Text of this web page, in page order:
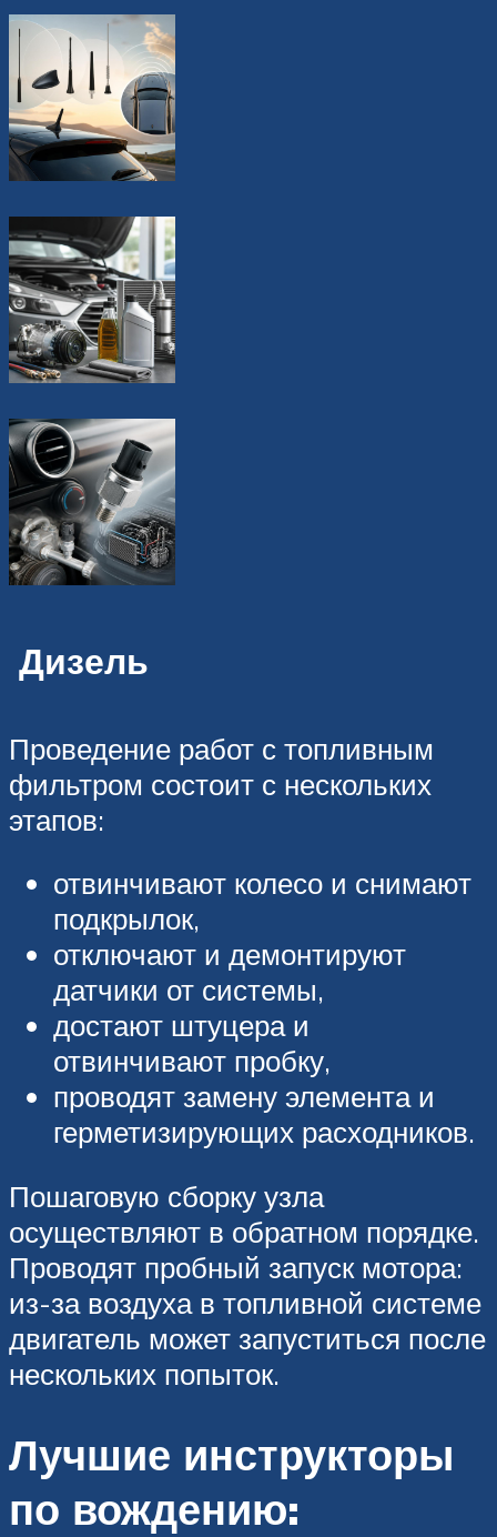
Дизель
Проведение работ с топливным
фильтром состоит с нескольких
этапов:
отвинчивают колесо и снимают
подкрылок,
отключают и демонтируют
датчики от системы,
достают штуцера и
отвинчивают пробку,
проводят замену элемента и
герметизирующих расходников.
Пошаговую сборку узла
осуществляют в обратном порядке.
Проводят пробный запуск мотора:
из-за воздуха в топливной системе
двигатель может запуститься после
нескольких попыток.
Лучшие инструкторы
по вождению: